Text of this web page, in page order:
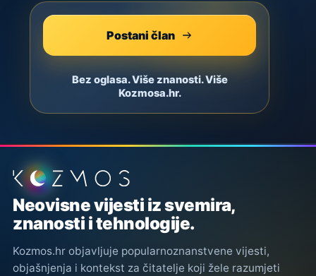
Postani član
Bez oglasa. Više znanosti. Više
Kozmosa.hr.
Podnožje stranice
Neovisne vijesti iz svemira,
znanosti i tehnologije.
Kozmos.hr objavljuje popularnoznanstvene vijesti,
objašnjenja i kontekst za čitatelje koji žele razumjeti